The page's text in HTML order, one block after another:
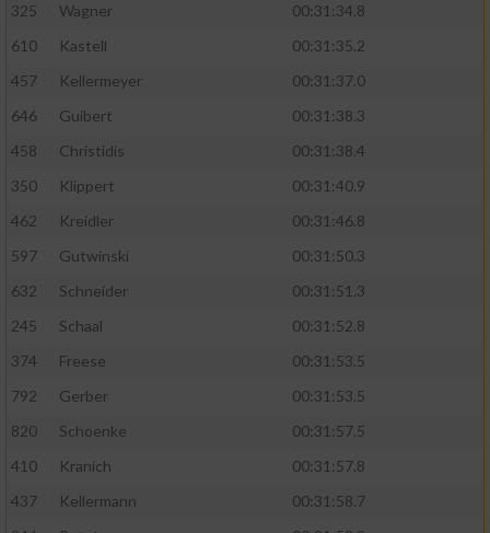
325
Wagner
00:31:34.8
610
Kastell
00:31:35.2
457
Kellermeyer
00:31:37.0
646
Guibert
00:31:38.3
458
Christidis
00:31:38.4
350
Klippert
00:31:40.9
462
Kreidler
00:31:46.8
597
Gutwinski
00:31:50.3
632
Schneider
00:31:51.3
245
Schaal
00:31:52.8
374
Freese
00:31:53.5
792
Gerber
00:31:53.5
820
Schoenke
00:31:57.5
410
Kranich
00:31:57.8
437
Kellermann
00:31:58.7